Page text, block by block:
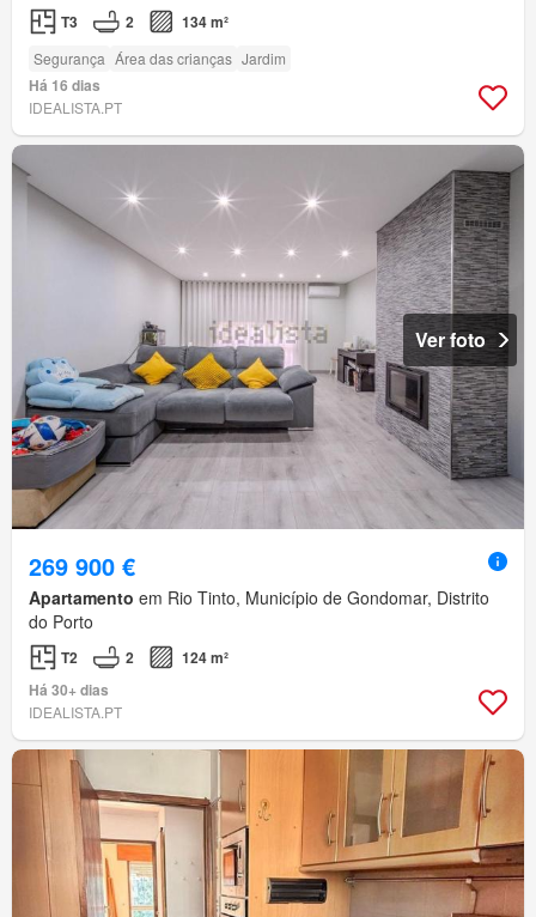
T3 2 134 m²
Segurança Área das crianças Jardim
Há 16 dias
IDEALISTA.PT
Ver foto
269 900 €
Apartamento em Rio Tinto, Município de Gondomar, Distrito
do Porto
T2 2
124 m²
Há 30+ dias
IDEALISTA.PT